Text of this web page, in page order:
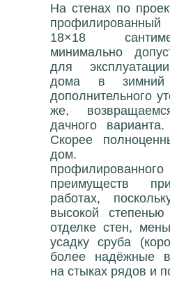
На стенах по
профилированный
18×18
минимально
для
дома в
дополнительного
же,
дачного
Скорее
дом.
профилированного
преимуществ
работах,
высокой
отделке стен,
усадку сруба
более надёжные
на стыках рядов и